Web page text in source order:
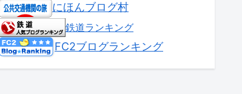
にほんブログ村
鉄道ランキング
FC2ブログランキング